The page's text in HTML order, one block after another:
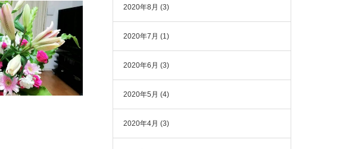
2020年8月 (3)
2020年7月 (1)
2020年6月 (3)
2020年5月 (4)
2020年4月 (3)